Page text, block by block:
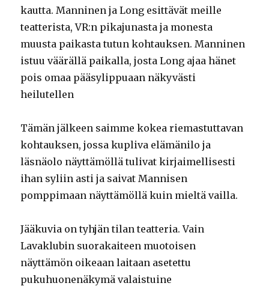
kautta. Manninen ja Long esittävät meille
teatterista, VR:n pikajunasta ja monesta
muusta paikasta tutun kohtauksen. Manninen
istuu väärällä paikalla, josta Long ajaa hänet
pois omaa pääsylippuaan näkyvästi
heilutellen
Tämän jälkeen saimme kokea riemastuttavan
kohtauksen, jossa kupliva elämänilo ja
läsnäolo näyttämöllä tulivat kirjaimellisesti
ihan syliin asti ja saivat Mannisen
pomppimaan näyttämöllä kuin mieltä vailla.
Jääkuvia on tyhjän tilan teatteria. Vain
Lavaklubin suorakaiteen muotoisen
näyttämön oikeaan laitaan asetettu
pukuhuonenäkymä valaistuine